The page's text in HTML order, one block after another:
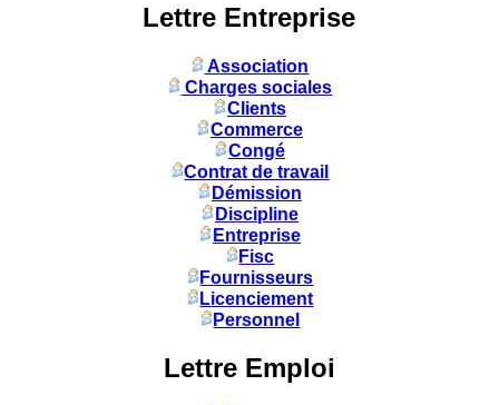
Lettre Entreprise
Association
Charges sociales
Clients
Commerce
Congé
Contrat de travail
Démission
Discipline
Entreprise
Fisc
Fournisseurs
Licenciement
Personnel
Lettre Emploi